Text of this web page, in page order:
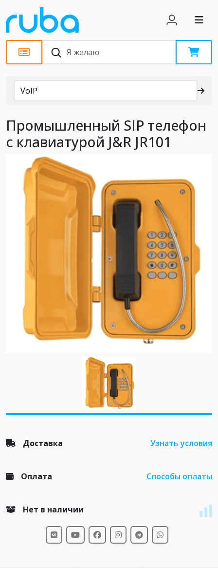
Каталог
VoIP
Промышленный SIP телефон
с клавиатурой J&R JR101
Доставка Узнать условия
Оплата Способы оплаты
Нет в наличии